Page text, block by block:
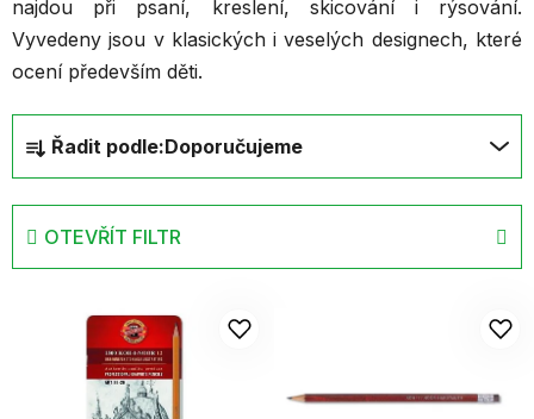
najdou při psaní, kreslení, skicování i rýsování.
Vyvedeny jsou v klasických i veselých designech, které
ocení především děti.
a
z
n
Řadit podle:Doporučujeme
OTEVŘÍT FILTR